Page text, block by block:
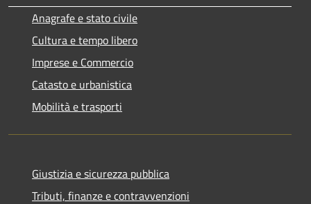
Anagrafe e stato civile
Cultura e tempo libero
Imprese e Commercio
Catasto e urbanistica
Mobilità e trasporti
Giustizia e sicurezza pubblica
Tributi, finanze e contravvenzioni